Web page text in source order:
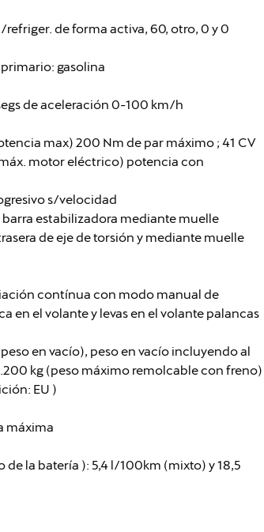
de forma activa, 60, otro, 0 y 0
gasolina
de aceleración 0-100 km/h
max) 200 Nm de par máximo ; 41 CV
motor eléctrico) potencia con
s/velocidad
estabilizadora mediante muelle
de eje de torsión y mediante muelle
contínua con modo manual de
en el volante y levas en el volante palancas
en vacío), peso en vacío incluyendo al
kg (peso máximo remolcable con freno)
EU )
máxima
la batería ): 5,4 l/100km (mixto) y 18,5